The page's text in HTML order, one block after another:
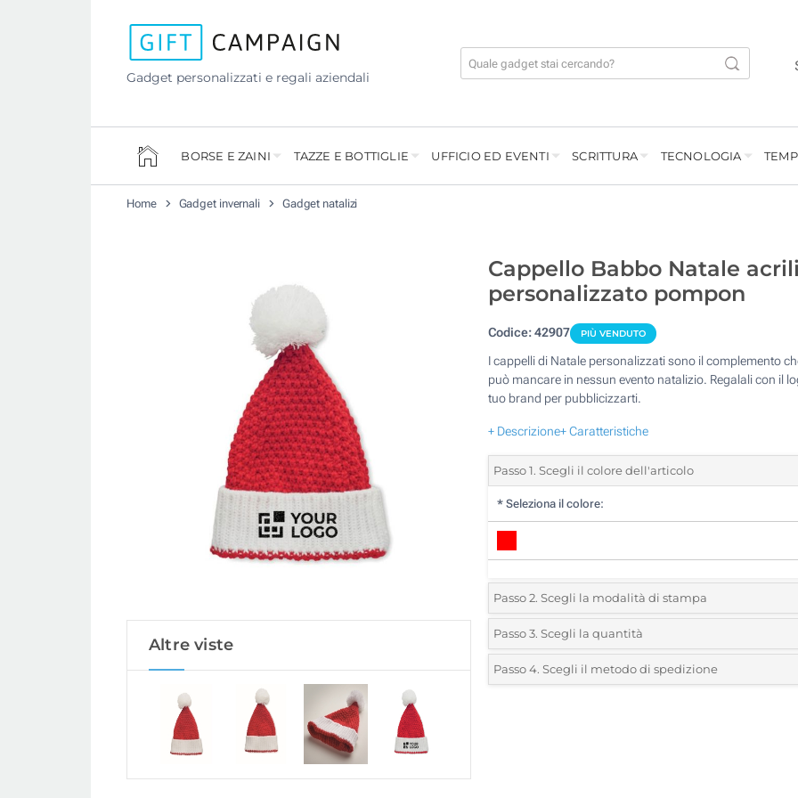
Gadget personalizzati e regali aziendali
BORSE E ZAINI TAZZE E BOTTIGLIE UFFICIO ED EVENTI SCRITTURA TECNOLOGIA
Home Gadget invernali Gadget natalizi
Altre viste
Cappello Babbo Natale
personalizzato pompon
Codice: 42907 PIÙ VENDUTO
I cappelli di Natale personalizzati sono il complemento
può mancare in nessun evento natalizio. Regalali con il
tuo brand per pubblicizzarti.
+ Descrizione+ Caratteristiche
Passo 1. Scegli il colore dell'articolo
* Seleziona il colore:
Passo 2. Scegli la modalità di stampa
*Seleziona la posizione di stampa e il colore del vostro
Ricamo (Su un lato)
Passo 3. Scegli la quantità
*Quantità desiderata:
Passo 4. Scegli il metodo di spedizione